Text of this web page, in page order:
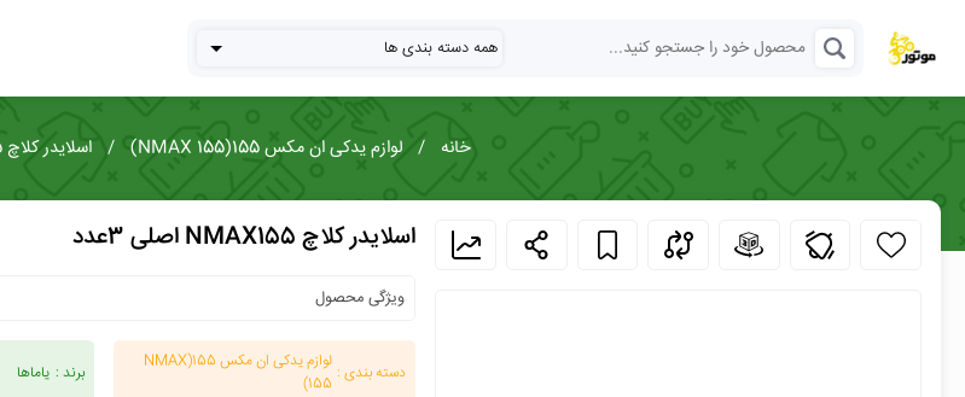
لوازم یدکی باجاج لوازم یدکی یاماها پیگیری سفارش
خانه لوازم یدکی ان مکس 155(NMAX 155) اسلایدر کلاچ NMAX155 اصلی 3عدد
اسلایدر کلاچ NMAX155 اصلی 3عدد
ویژگی محصول
دسته بندی :
لوازم یدکی ان مکس 155(NMAX
155)
برند : یاماها